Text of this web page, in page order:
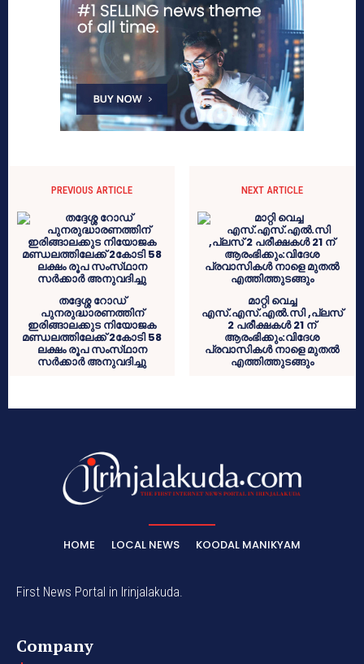
PREVIOUS ARTICLE
തദ്ദേശ്ശ റോഡ്
പുനരുദ്ധാരണത്തിന്
ഇരിങ്ങാലക്കുട നിയോജക
മണ്ഡലത്തിലേക്ക് 2കോടി 58
ലക്ഷം രൂപ സംസ്‌ഥാന
സർക്കാർ അനുവദിച്ചു
NEXT ARTICLE
മാറ്റി വെച്ച
എസ്.എസ്.എൽ.സി ,പ്ലസ്
2 പരീക്ഷകൾ 21 ന്
ആരംഭിക്കും:വിദേശ
പ്രവാസികൾ നാളെ മുതൽ
എത്തിത്തുടങ്ങും
HOME LOCAL NEWS KOODAL MANIKYAM
First News Portal in Irinjalakuda.
Company